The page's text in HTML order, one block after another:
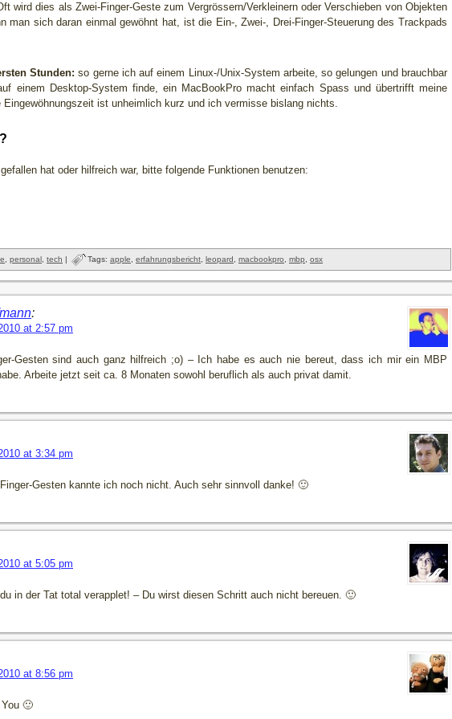
wird dies als Zwei-Finger-Geste zum Vergrössern/Verkleinern oder Verschieben von Objekten
man sich daran einmal gewöhnt hat, ist die Ein-, Zwei-, Drei-Finger-Steuerung des Trackpads
Stunden:so gerne ich auf einem Linux-/Unix-System arbeite, so gelungen und brauchbar
einem Desktop-System finde, ein MacBookPro macht einfach Spass und übertrifft meine
Eingewöhnungszeit ist unheimlich kurz und ich vermisse bislang nichts.
hat oder hilfreich war, bitte folgende Funktionen benutzen:
personal tech | Tags: apple erfahrungsbericht leopard macbookpro mbp osx
:
at 2:57 pm
Gesten sind auch ganz hilfreich ;o) – Ich habe es auch nie bereut, dass ich mir ein MBP
Arbeite jetzt seit ca. 8 Monaten sowohl beruflich als auch privat damit.
at 3:34 pm
Gesten kannte ich noch nicht. Auch sehr sinnvoll danke! 🙂
at 5:05 pm
in der Tat total verapplet! – Du wirst diesen Schritt auch nicht bereuen. 🙂
at 8:56 pm
🙂